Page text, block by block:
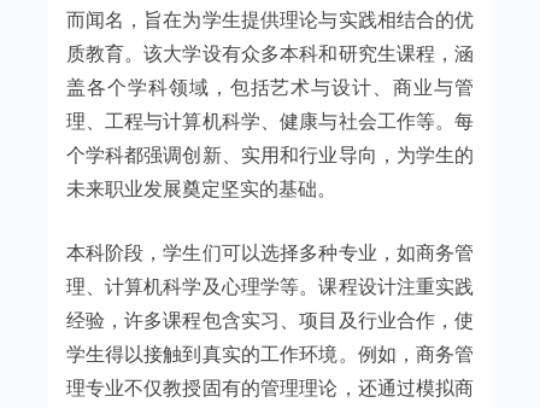
而闻名，旨在为学生提供理论与实践相结合的优
质教育。该大学设有众多本科和研究生课程，涵
盖各个学科领域，包括艺术与设计、商业与管
理、工程与计算机科学、健康与社会工作等。每
个学科都强调创新、实用和行业导向，为学生的
未来职业发展奠定坚实的基础。
本科阶段，学生们可以选择多种专业，如商务管
理、计算机科学及心理学等。课程设计注重实践
经验，许多课程包含实习、项目及行业合作，使
学生得以接触到真实的工作环境。例如，商务管
理专业不仅教授固有的管理理论，还通过模拟商